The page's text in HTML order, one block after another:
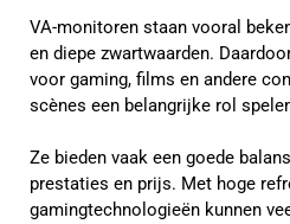
VA-monitoren staan vooral
en diepe zwartwaarden.
voor gaming, films en andere
scènes een belangrijke rol
Ze bieden vaak een goede
prestaties en prijs. Met hoge
gamingtechnologieën kunnen